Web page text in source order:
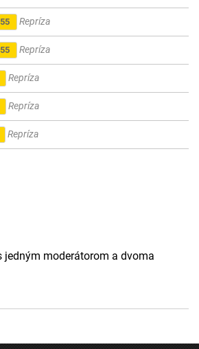
Repríza
Repríza
Repríza
Repríza
Repríza
jedným moderátorom a dvoma